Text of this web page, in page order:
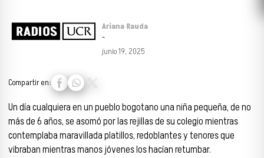
Ariana Rauda
-
junio 19, 2025
Compartir en:
Un día cualquiera en un pueblo bogotano una niña pequeña, de no
más de 6 años, se asomó por las rejillas de su colegio mientras
contemplaba maravillada platillos, redoblantes y tenores que
vibraban mientras manos jóvenes los hacían retumbar.